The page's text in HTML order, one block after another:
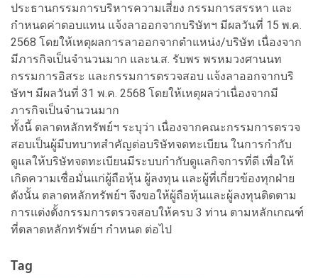
ประธานกรรมการบริหารความเสี่ยง กรรมการสรรหา และ
กำหนดค่าตอบแทน แจ้งลาออกจากบริษัทฯ มีผลวันที่ 15 พ.ค.
2568 โดยให้เหตุผลการลาออกจากตำแหน่ง/บริษัท เนื่องจาก
มีภารกิจเป็นจำนวนมาก และน.ส. รับพร พรหมวงศานนท
กรรมการอิสระ และกรรมการตรวจสอบ แจ้งลาออกจากบริ
ษัทฯ มีผลวันที่ 31 พ.ค. 2568 โดยให้เหตุผลว่าเนื่องจากมี
ภารกิจเป็นจำนวนมาก
ทั้งนี้ ตลาดหลักทรัพย์ฯ ระบุว่า เนื่องจากคณะกรรมการตรวจ
สอบเป็นผู้มีบทบาทสำคัญต่อบริษัทจดทะเบียน ในการกำกับ
ดูแลให้บริษัทจดทะเบียนมีระบบกำกับดูแลกิจการที่ดี เพื่อให้
เกิดความเชื่อมั่นแก่ผู้ถือหุ้น ผู้ลงทุน และผู้ที่เกี่ยวข้องทุกฝ่าย
ดังนั้น ตลาดหลักทรัพย์ฯ จึงขอให้ผู้ถือหุ้นและผู้ลงทุนติดตาม
การแต่งตั้งกรรมการตรวจสอบให้ครบ 3 ท่าน ตามหลักเกณฑ์
ที่ตลาดหลักทรัพย์ฯ กำหนด ต่อไป
Tag